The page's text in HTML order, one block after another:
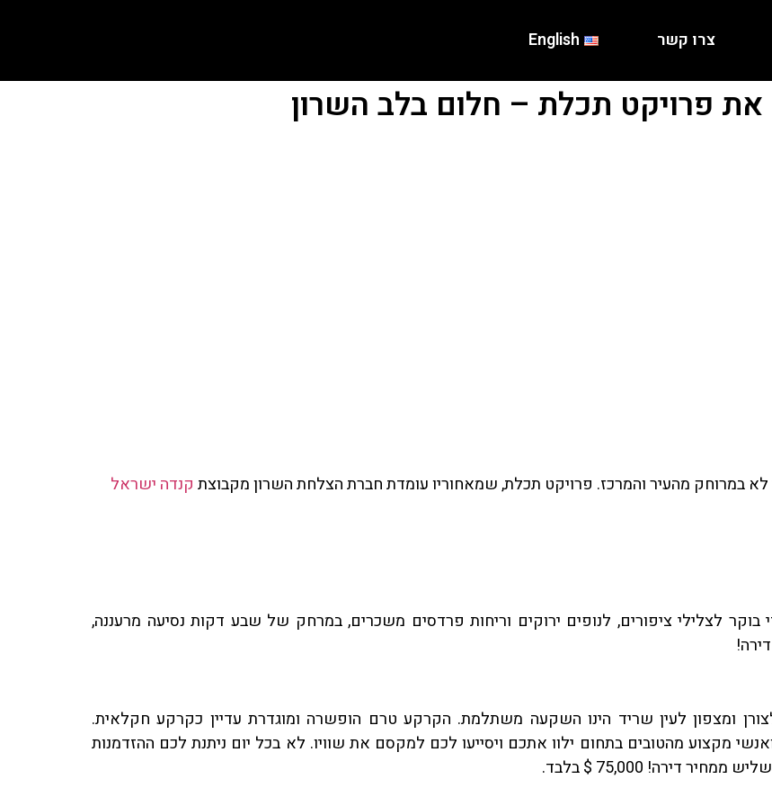
צרו קשר English
פרויקט תכלת – חלום בלב השרון
לא במרוחק מהעיר והמרכז. פרויקט תכלת, שמאחוריו עומדת חברת הצלחת השרון מקבוצת קנדה ישראל
לצלילי ציפורים, לנופים ירוקים וריחות פרדסים משכרים, במרחק של שבע דקות נסיעה מרעננה,
ומצפון לעין שריד הינו השקעה משתלמת. הקרקע טרם הופשרה ומוגדרת עדיין כקרקע חקלאית.
מקצוע מהטובים בתחום ילוו אתכם ויסייעו לכם למקסם את שוויו. לא בכל יום ניתנת לכם ההזדמנות
דירה! 75,000 $ בלבד.